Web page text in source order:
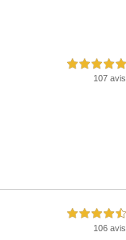
5,0 étoiles sur 5
107 avis
4,5 étoiles sur 5
106 avis